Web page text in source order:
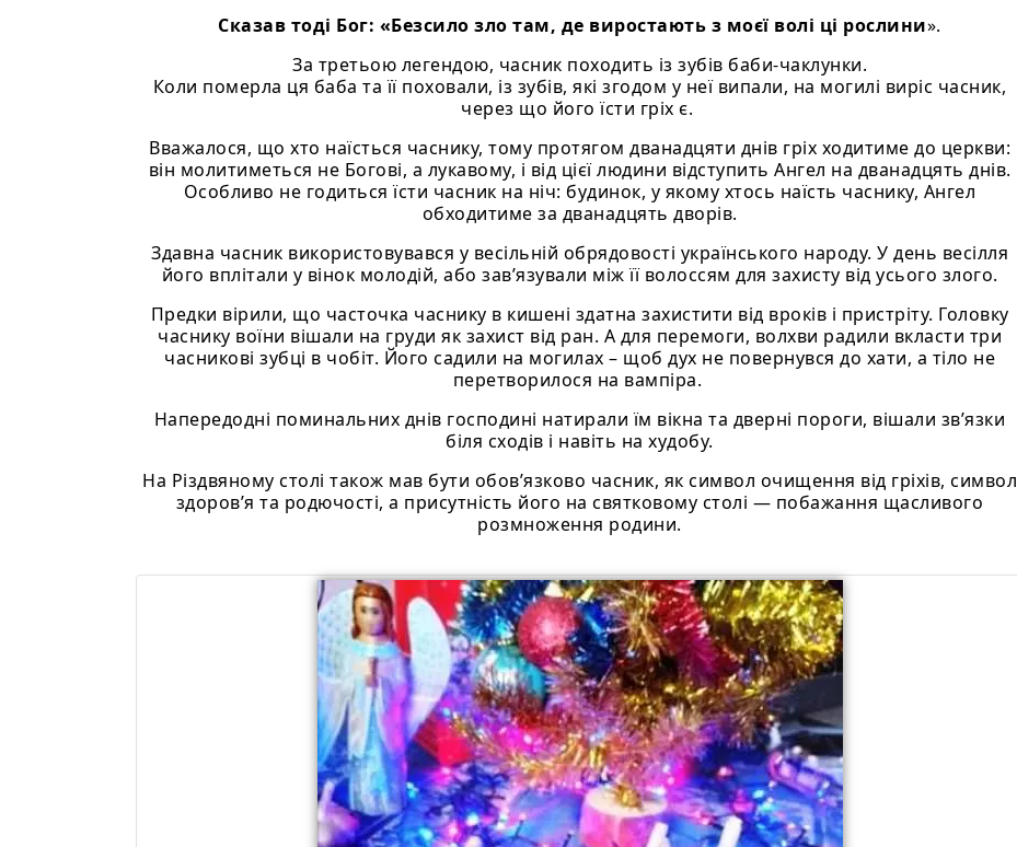
Сказав тоді Бог: «Безсило зло там, де виростають з моєї волі ці рослини».
За третьою легендою, часник походить із зубів баби-чаклунки.
Коли померла ця баба та її поховали, із зубів, які згодом у неї випали, на могилі виріс часник,
через що його їсти гріх є.
Вважалося, що хто наїсться часнику, тому протягом дванадцяти днів гріх ходитиме до церкви:
він молитиметься не Богові, а лукавому, і від цієї людини відступить Ангел на дванадцять днів.
Особливо не годиться їсти часник на ніч: будинок, у якому хтось наїсть часнику, Ангел
обходитиме за дванадцять дворів.
Здавна часник використовувався у весільній обрядовості українського народу. У день весілля
його вплітали у вінок молодій, або зав’язували між її волоссям для захисту від усього злого.
Предки вірили, що часточка часнику в кишені здатна захистити від вроків і пристріту. Головку
часнику воїни вішали на груди як захист від ран. А для перемоги, волхви радили вкласти три
часникові зубці в чобіт. Його садили на могилах – щоб дух не повернувся до хати, а тіло не
перетворилося на вампіра.
Напередодні поминальних днів господині натирали їм вікна та дверні пороги, вішали зв’язки
біля сходів і навіть на худобу.
На Різдвяному столі також мав бути обов’язково часник, як символ очищення від гріхів, символ
здоров’я та родючості, а присутність його на святковому столі — побажання щасливого
розмноження родини.